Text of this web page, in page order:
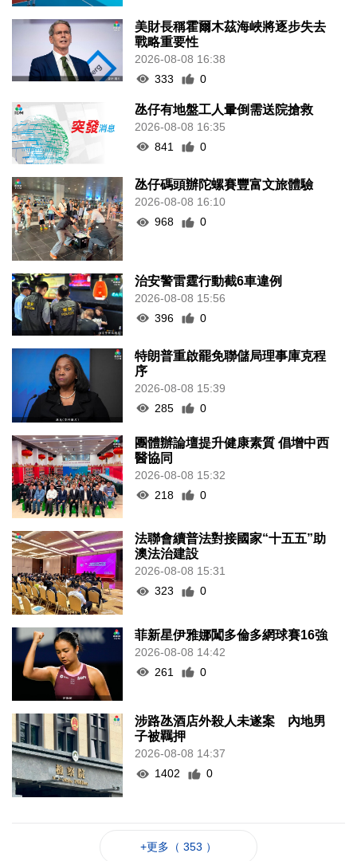
美財長稱霍爾木茲海峽將逐步失去
戰略重要性
2026-08-08 16:38
333
0
氹仔有地盤工人暈倒需送院搶救
2026-08-08 16:35
841
0
氹仔碼頭辦陀螺賽豐富文旅體驗
2026-08-08 16:10
968
0
治安警雷霆行動截6車違例
2026-08-08 15:56
396
0
特朗普重啟罷免聯儲局理事庫克程
序
2026-08-08 15:39
285
0
團體辦論壇提升健康素質 倡增中西
醫協同
2026-08-08 15:32
218
0
法聯會續普法對接國家“十五五”助
澳法治建設
2026-08-08 15:31
323
0
菲新星伊雅娜闖多倫多網球賽16強
2026-08-08 14:42
261
0
涉路氹酒店外殺人未遂案 內地男
子被羈押
2026-08-08 14:37
1402
0
+更多（ 353 ）